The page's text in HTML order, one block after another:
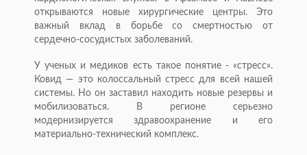
открываются новые хирургические центры. Это
важный вклад в борьбе со смертностью от
сердечно-сосудистых заболеваний.
У ученых и медиков есть такое понятие - «стресс».
Ковид — это колоссальный стресс для всей нашей
системы. Но он заставил находить новые резервы и
мобилизоваться. В регионе серьезно
модернизируется здравоохранение и его
материально-технический комплекс.